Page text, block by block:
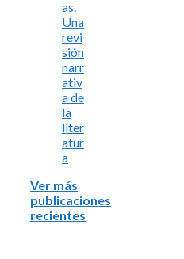
as.
Una
revi
sión
narr
ativ
a de
la
liter
atur
a
Ver más
publicaciones
recientes